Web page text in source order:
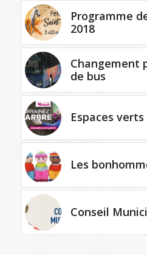
Programme
2018
Changement
de bus
Espaces
Les
Conseil